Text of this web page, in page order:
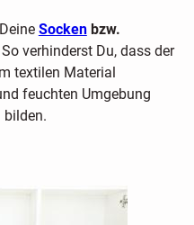
Sockenbzw.
verhinderst Du, dass der
textilen Material
feuchten Umgebung
bilden.